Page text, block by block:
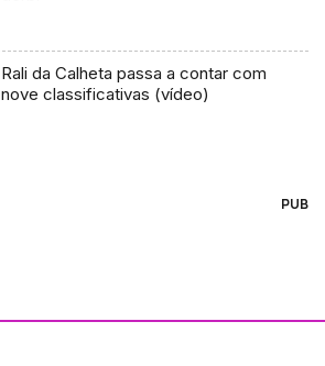
Rali da Calheta passa a contar com
nove classificativas (vídeo)
PUB